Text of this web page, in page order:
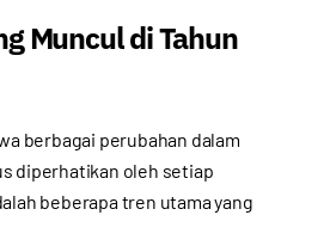
Muncul di Tahun
berbagai perubahan dalam
diperhatikan oleh setiap
beberapa tren utama yang